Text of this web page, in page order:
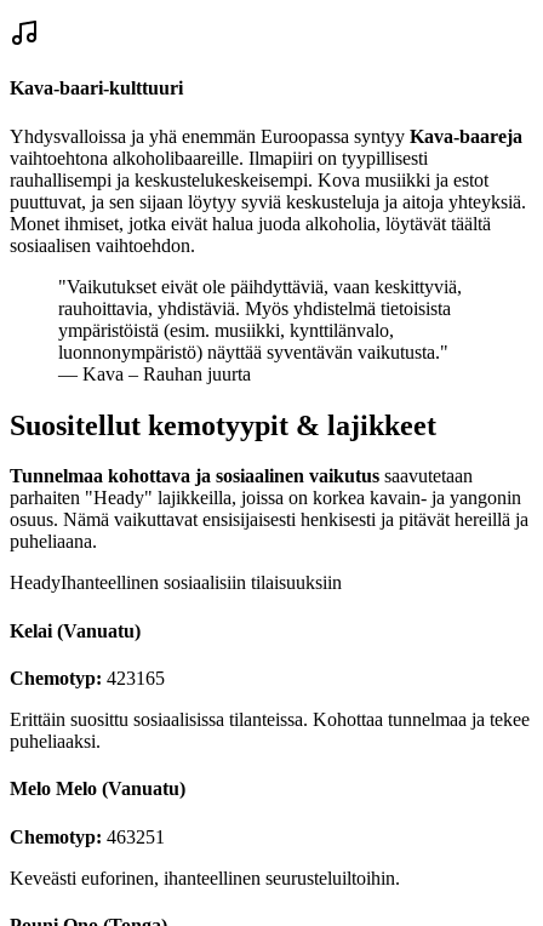
Kava-baari-kulttuuri
Yhdysvalloissa ja yhä enemmän Euroopassa syntyy Kava-baareja
vaihtoehtona alkoholibaareille. Ilmapiiri on tyypillisesti
rauhallisempi ja keskustelukeskeisempi. Kova musiikki ja estot
puuttuvat, ja sen sijaan löytyy syviä keskusteluja ja aitoja yhteyksiä.
Monet ihmiset, jotka eivät halua juoda alkoholia, löytävät täältä
sosiaalisen vaihtoehdon.
"Vaikutukset eivät ole päihdyttäviä, vaan keskittyviä,
rauhoittavia, yhdistäviä. Myös yhdistelmä tietoisista
ympäristöistä (esim. musiikki, kynttilänvalo,
luonnonympäristö) näyttää syventävän vaikutusta."
— Kava – Rauhan juurta
Suositellut kemotyypit & lajikkeet
Tunnelmaa kohottava ja sosiaalinen vaikutus saavutetaan
parhaiten "Heady" lajikkeilla, joissa on korkea kavain- ja yangonin
osuus. Nämä vaikuttavat ensisijaisesti henkisesti ja pitävät hereillä ja
puheliaana.
HeadyIhanteellinen sosiaalisiin tilaisuuksiin
Kelai (Vanuatu)
Chemotyp: 423165
Erittäin suosittu sosiaalisissa tilanteissa. Kohottaa tunnelmaa ja tekee
puheliaaksi.
Melo Melo (Vanuatu)
Chemotyp: 463251
Keveästi euforinen, ihanteellinen seurusteluiltoihin.